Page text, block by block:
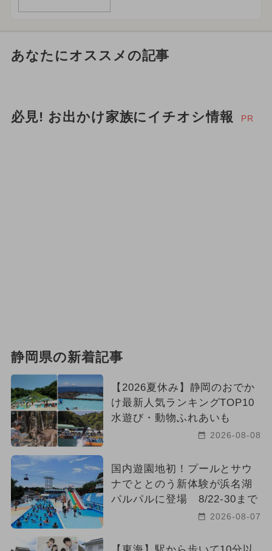
あなたにオススメの記事
必見! お出かけ家族にイチオシ情報 PR
静岡県の新着記事
【2026夏休み】静岡のおでか
け最新人気ランキングTOP10
水遊び・動物ふれあいも
2026-08-08
国内遊園地初！プールとサウ
ナでととのう新体験が浜名湖
パルパルに登場 8/22-30まで
2026-08-07